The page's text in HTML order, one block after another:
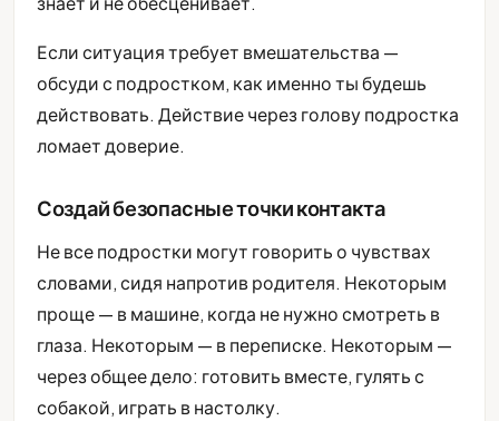
Если ситуация требует вмешательства —
обсуди с подростком, как именно ты будешь
действовать. Действие через голову подростка
ломает доверие.
Создай безопасные точки контакта
Не все подростки могут говорить о чувствах
словами, сидя напротив родителя. Некоторым
проще — в машине, когда не нужно смотреть в
глаза. Некоторым — в переписке. Некоторым —
через общее дело: готовить вместе, гулять с
собакой, играть в настолку.